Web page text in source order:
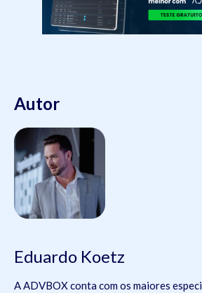
Autor
Eduardo Koetz
A ADVBOX conta com os maiores